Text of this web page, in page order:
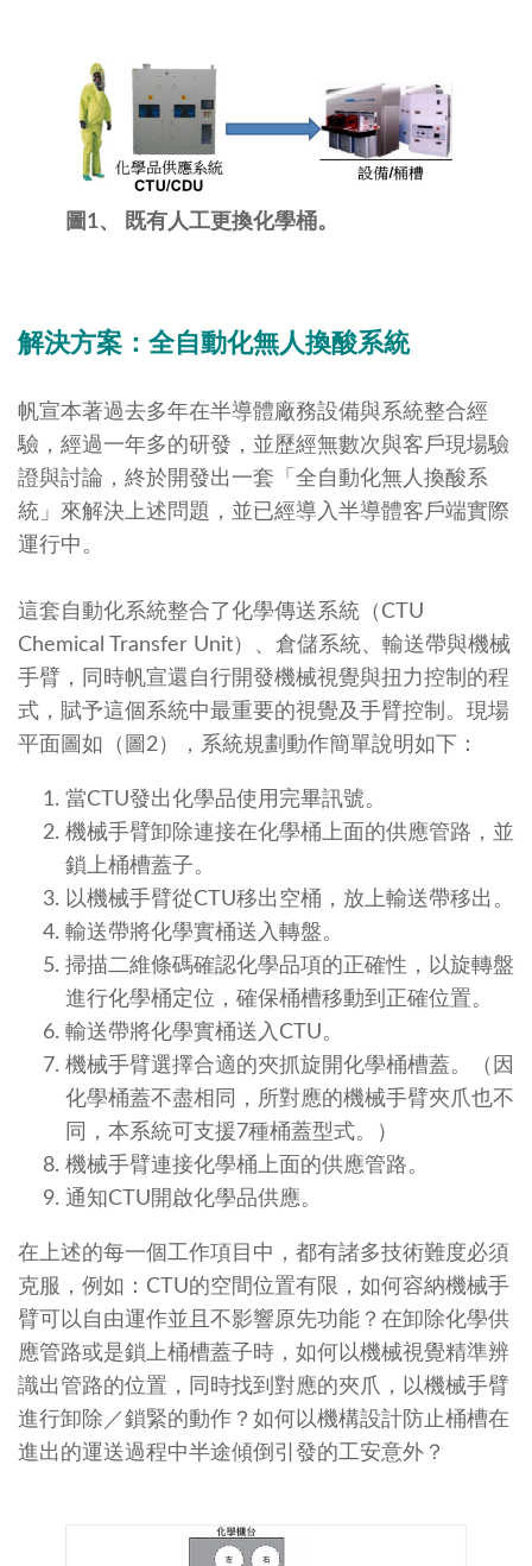
圖1、 既有人工更換化學桶。
解決方案：全自動化無人換酸系統
帆宣本著過去多年在半導體廠務設備與系統整合經
驗，經過一年多的研發，並歷經無數次與客戶現場驗
證與討論，終於開發出一套「全自動化無人換酸系
統」來解決上述問題，並已經導入半導體客戶端實際
運行中。
這套自動化系統整合了化學傳送系統（CTU
Chemical Transfer Unit）、倉儲系統、輸送帶與機械
手臂，同時帆宣還自行開發機械視覺與扭力控制的程
式，賦予這個系統中最重要的視覺及手臂控制。現場
平面圖如（圖2），系統規劃動作簡單說明如下：
當CTU發出化學品使用完畢訊號。
機械手臂卸除連接在化學桶上面的供應管路，並
鎖上桶槽蓋子。
以機械手臂從CTU移出空桶，放上輸送帶移出。
輸送帶將化學實桶送入轉盤。
掃描二維條碼確認化學品項的正確性，以旋轉盤
進行化學桶定位，確保桶槽移動到正確位置。
輸送帶將化學實桶送入CTU。
機械手臂選擇合適的夾抓旋開化學桶槽蓋。（因
化學桶蓋不盡相同，所對應的機械手臂夾爪也不
同，本系統可支援7種桶蓋型式。）
機械手臂連接化學桶上面的供應管路。
通知CTU開啟化學品供應。
在上述的每一個工作項目中，都有諸多技術難度必須
克服，例如：CTU的空間位置有限，如何容納機械手
臂可以自由運作並且不影響原先功能？在卸除化學供
應管路或是鎖上桶槽蓋子時，如何以機械視覺精準辨
識出管路的位置，同時找到對應的夾爪，以機械手臂
進行卸除／鎖緊的動作？如何以機構設計防止桶槽在
進出的運送過程中半途傾倒引發的工安意外？